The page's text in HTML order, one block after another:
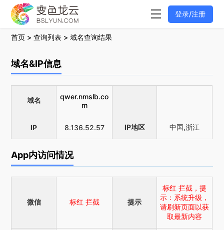
登录/注册
首页 >查询列表 > 域名查询结果
域名&IP信息
域名
qwer.nmslb.co
m
IP 8.136.52.57 IP地区 中国,浙江
App内访问情况
微信 标红 拦截 提示
标红 拦截，提
示：系统升级，
请刷新页面以获
取最新内容